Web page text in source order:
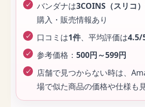
バンダナは3COINS（スリコ）
購入・販売情報あり
口コミは1件、平均評価は4.5/
参考価格： 500円～599円
店舗で見つからない時は、
場で似た商品の価格や仕様も